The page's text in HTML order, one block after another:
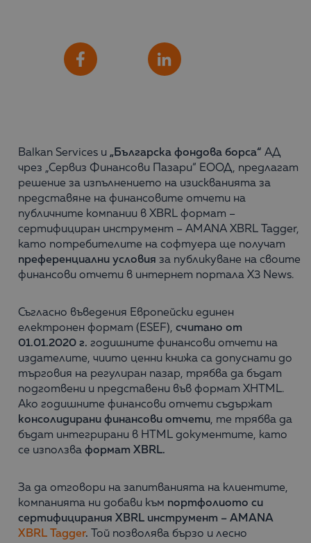
Balkan Services и „Българска фондова борса“ АД
чрез „Сервиз Финансови Пазари“ ЕООД, предлагат
решение за изпълнението на изискванията за
представяне на финансовите отчети на
публичните компании в XBRL формат –
сертифициран инструмент – AMANA XBRL Tagger,
като потребителите на софтуера ще получат
преференциални условия за публикуване на своите
финансови отчети в интернет портала X3 News.
Съгласно въведения Европейски единен
електронен формат (ESEF), считано oт
01.01.2020 г. годишните финансови отчети на
издателите, чиито ценни книжа са допуснати до
търговия на регулиран пазар, трябва да бъдат
подготвени и представени във формат XHTML.
Ако годишните финансови отчети съдържат
консолидирани финансови отчети, те трябва да
бъдат интегрирани в HTML документите, като
се използва формат XBRL.
За да отговори на запитванията на клиентите,
компанията ни добави към портфолиото си
сертифицирания XBRL инструмент – AMANA
XBRL Tagger.
Той позволява бързо и лесно